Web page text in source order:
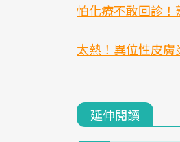
怕化療不敢回診
太熱！異位性皮
延伸閱讀